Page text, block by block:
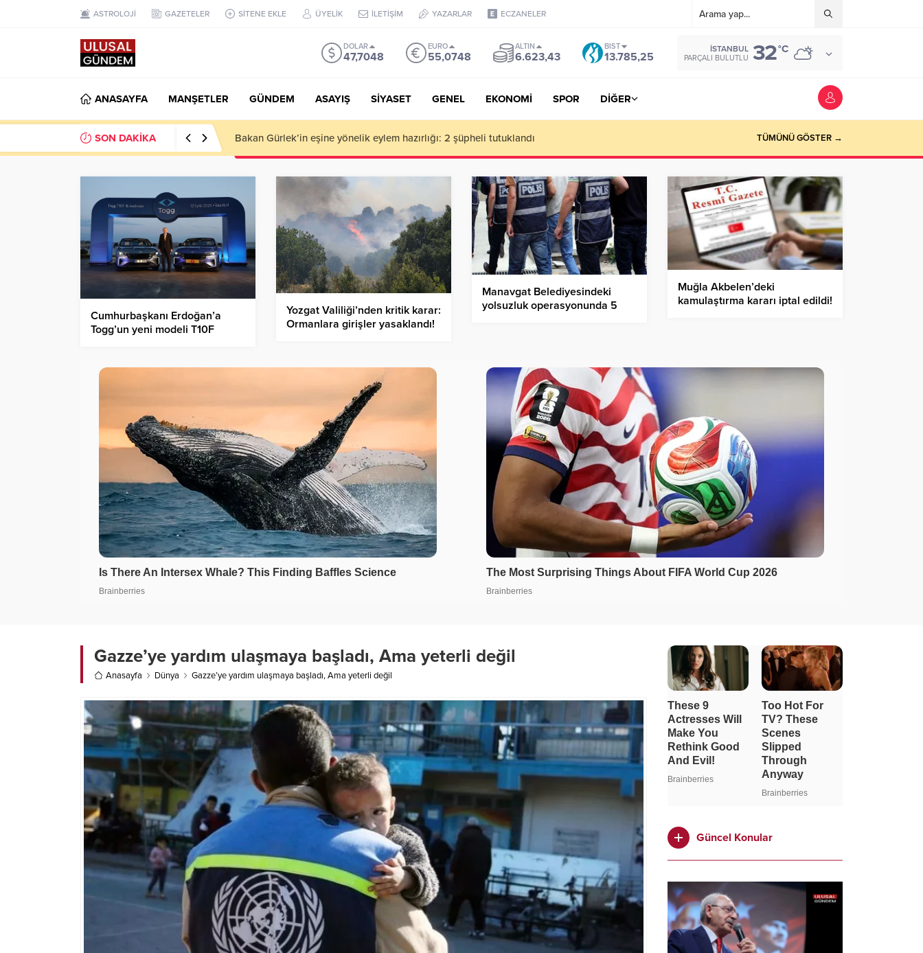
ASTROLOJİ GAZETELER SİTENE EKLE ÜYELİK İLETİŞİM YAZARLAR ECZANELER
DOLAR
47,7048
EURO
55,0748
ALTIN
6.623,43
BIST
13.785,25
İSTANBUL
PARÇALI BULUTLU 32°C
ANASAYFA MANŞETLER GÜNDEM ASAYIŞ SİYASET GENEL EKONOMİ SPOR DİĞER
SON DAKİKA Ahbap Derneği’nde milyonluk vurgun iddiası: Haluk Levent ve Ekibine gözaltı TÜMÜNÜ GÖSTER →
Cumhurbaşkanı Erdoğan’a
Togg’un yeni modeli T10F
Yozgat Valiliği’nden kritik karar:
Ormanlara girişler yasaklandı!
Manavgat Belediyesindeki
yolsuzluk operasyonunda 5
Muğla Akbelen’deki
kamulaştırma kararı iptal edildi!
Gazze’ye yardım ulaşmaya başladı, Ama yeterli değil
Anasayfa Dünya Gazze’ye yardım ulaşmaya başladı, Ama yeterli değil
Güncel Konular